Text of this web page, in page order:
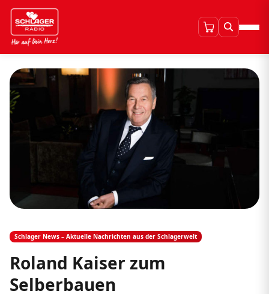
Schlager News – Aktuelle Nachrichten aus der Schlagerwelt
Roland Kaiser zum
Selberbauen